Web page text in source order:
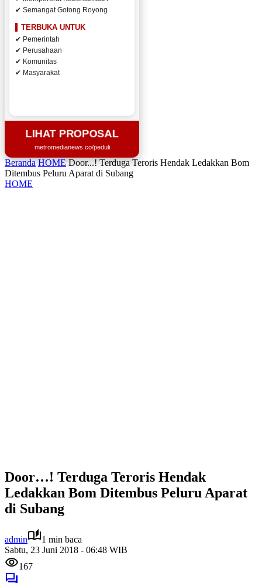
✔ Semangat Gotong Royong
TERBUKA UNTUK
✔ Pemerintah
✔ Perusahaan
✔ Komunitas
✔ Masyarakat
LIHAT PROPOSAL
metromedianews.co/peduli
Beranda HOME Door...! Terduga Teroris Hendak Ledakkan Bom
Ditembus Peluru Aparat di Subang
HOME
Door…! Terduga Teroris Hendak
Ledakkan Bom Ditembus Peluru Aparat
di Subang
admin
1 min baca
Sabtu, 23 Juni 2018 - 06:48 WIB
167